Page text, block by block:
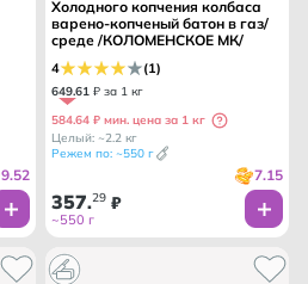
9.52
Холодного копчения колбаса
варено-копченый батон в газ/
среде /КОЛОМЕНСКОЕ МК/
4 (1)
649.61 ₽ за 1 кг
584.64 ₽ мин. цена за 1 кг
Целый: ~2.2 кг
Режем по: ~550 г
7.15
357.29 ₽
~550 г